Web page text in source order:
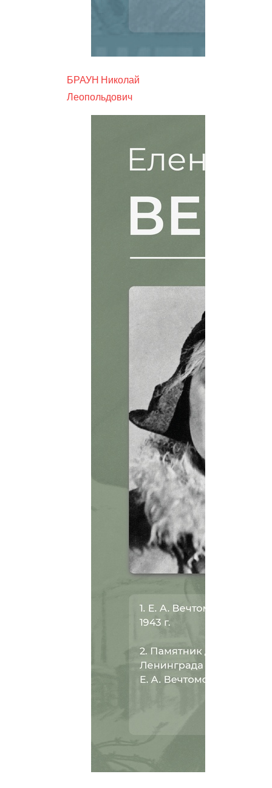
БРАУН Николай
Леопольдович